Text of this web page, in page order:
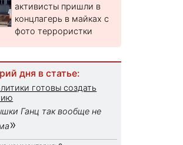
активисты пришли в
концлагерь в майках с
фото террористки
дня в статье:
готовы создать
Ганц так вообще не
»